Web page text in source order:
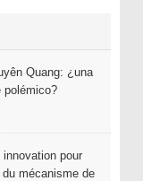
Quang: ¿una
polémico?
pour
du mécanisme de